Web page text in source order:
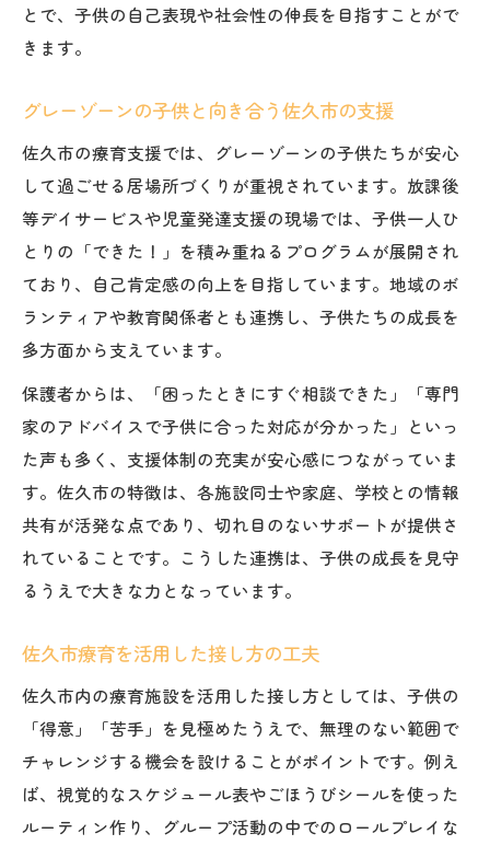
とで、子供の自己表現や社会性の伸長を目指すことがで
きます。
グレーゾーンの子供と向き合う佐久市の支援
佐久市の療育支援では、グレーゾーンの子供たちが安心
して過ごせる居場所づくりが重視されています。放課後
等デイサービスや児童発達支援の現場では、子供一人ひ
とりの「できた！」を積み重ねるプログラムが展開され
ており、自己肯定感の向上を目指しています。地域のボ
ランティアや教育関係者とも連携し、子供たちの成長を
多方面から支えています。
保護者からは、「困ったときにすぐ相談できた」「専門
家のアドバイスで子供に合った対応が分かった」といっ
た声も多く、支援体制の充実が安心感につながっていま
す。佐久市の特徴は、各施設同士や家庭、学校との情報
共有が活発な点であり、切れ目のないサポートが提供さ
れていることです。こうした連携は、子供の成長を見守
るうえで大きな力となっています。
佐久市療育を活用した接し方の工夫
佐久市内の療育施設を活用した接し方としては、子供の
「得意」「苦手」を見極めたうえで、無理のない範囲で
チャレンジする機会を設けることがポイントです。例え
ば、視覚的なスケジュール表やごほうびシールを使った
ルーティン作り、グループ活動の中でのロールプレイな